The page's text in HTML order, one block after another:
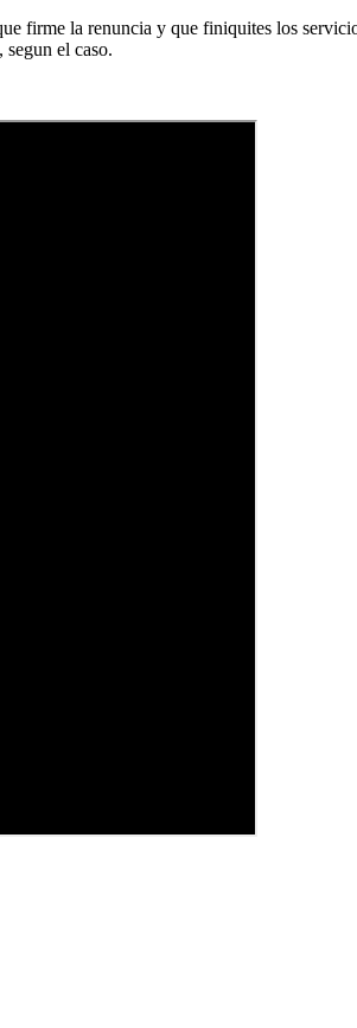
la renuncia y que finiquites los
el caso.